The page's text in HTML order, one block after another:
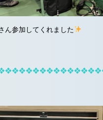
ん参加してくれました